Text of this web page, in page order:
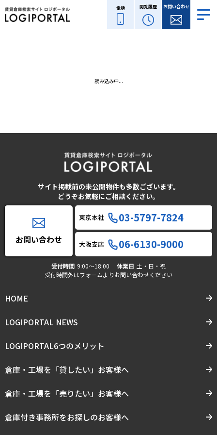
電話 閲覧履歴 お問い合わせ
読み込み中...
サイト掲載前の未公開物件も多数ございます。
どうぞお気軽にご相談ください。
お問い合わせ
東京本社 03-5797-7824
大阪支店 06-6130-9000
受付時間 9:00〜18:00 休業日 土・日・祝
受付時間外はフォームよりお問い合わせください
HOME
LOGIPORTAL NEWS
LOGIPORTAL6つのメリット
倉庫・工場を「貸したい」お客様へ
倉庫・工場を「売りたい」お客様へ
倉庫付き事務所をお探しのお客様へ